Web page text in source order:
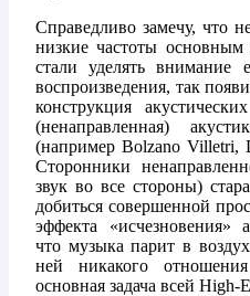
Справедливо замечу, что
низкие частоты основным
стали уделять внимание
воспроизведения, так
конструкция
(ненаправленная)
(например Bolzano Villetri,
Сторонники
звук во все стороны)
добиться совершенной
эффекта «исчезновения»
что музыка парит в
ней никакого
основная задача всей High-